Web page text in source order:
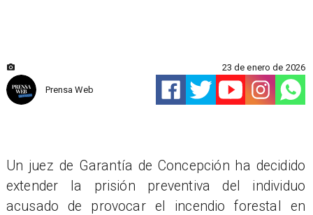
Prensa Web
23 de enero de 2026
Un juez de Garantía de Concepción ha decidido
extender la prisión preventiva del individuo
acusado de provocar el incendio forestal en